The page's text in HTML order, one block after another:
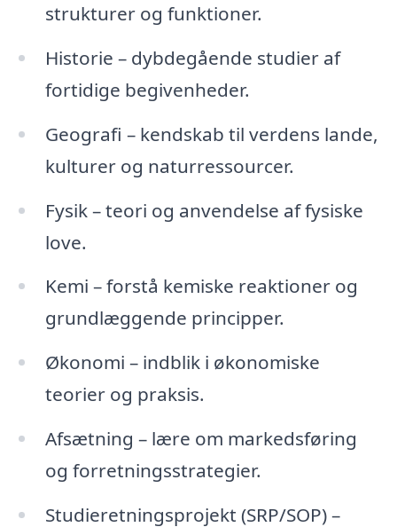
strukturer og funktioner.
Historie – dybdegående studier af
fortidige begivenheder.
Geografi – kendskab til verdens lande,
kulturer og naturressourcer.
Fysik – teori og anvendelse af fysiske
love.
Kemi – forstå kemiske reaktioner og
grundlæggende principper.
Økonomi – indblik i økonomiske
teorier og praksis.
Afsætning – lære om markedsføring
og forretningsstrategier.
Studieretningsprojekt (SRP/SOP) –